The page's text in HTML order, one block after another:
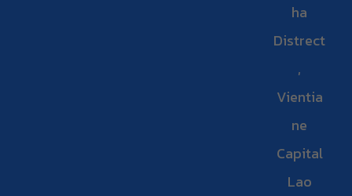
ha
Distrect
,
Vientia
ne
Capital
Lao